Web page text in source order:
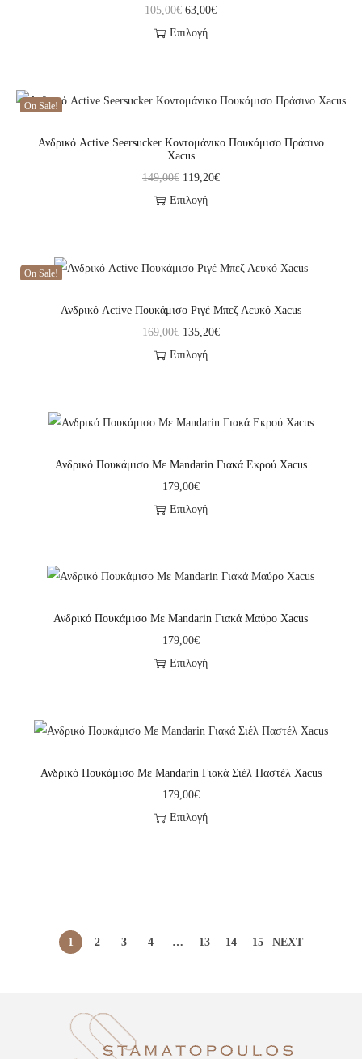
105,00€ 63,00€
Επιλογή
On Sale!
Ανδρικό Active Seersucker Κοντομάνικο Πουκάμισο Πράσινο
Xacus
149,00€ 119,20€
Επιλογή
On Sale!
Ανδρικό Active Πουκάμισο Ριγέ Μπεζ Λευκό Xacus
169,00€ 135,20€
Επιλογή
Ανδρικό Πουκάμισο Με Mandarin Γιακά Εκρού Xacus
179,00€
Επιλογή
Ανδρικό Πουκάμισο Με Mandarin Γιακά Μαύρο Xacus
179,00€
Επιλογή
Ανδρικό Πουκάμισο Με Mandarin Γιακά Σιέλ Παστέλ Xacus
179,00€
Επιλογή
1 2 3 4 … 13 14 15 NEXT